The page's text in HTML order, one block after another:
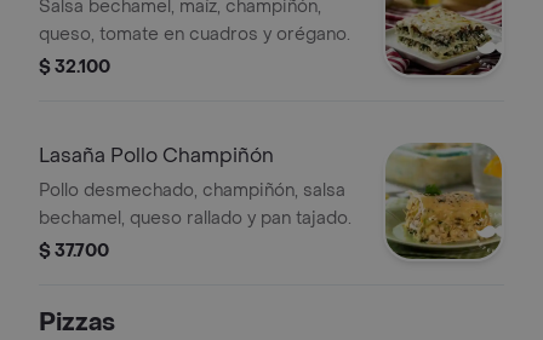
Salsa bechamel, maíz, champiñón,
queso, tomate en cuadros y orégano.
$ 32.100
Lasaña Pollo Champiñón
Pollo desmechado, champiñón, salsa
bechamel, queso rallado y pan tajado.
$ 37.700
Pizzas